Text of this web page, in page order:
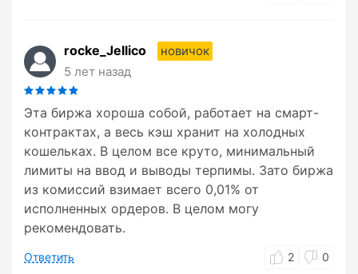
rocke_Jellico
новичок
5 лет назад
Эта биржа хороша собой, работает на смарт-
контрактах, а весь кэш хранит на холодных
кошельках. В целом все круто, минимальный
лимиты на ввод и выводы терпимы. Зато биржа
из комиссий взимает всего 0,01% от
исполненных ордеров. В целом могу
рекомендовать.
Ответить 2 0